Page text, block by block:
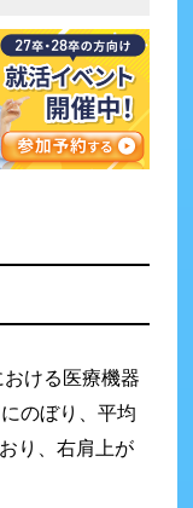
ける医療機器
のぼり、平均
り、右肩上が